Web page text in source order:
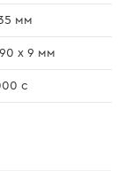
мм
90 х 9 мм
с